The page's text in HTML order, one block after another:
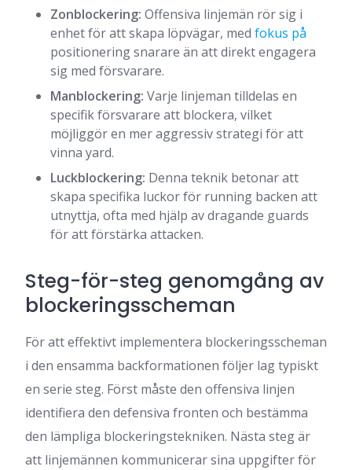
Zonblockering: Offensiva linjemän rör sig i
enhet för att skapa löpvägar, med fokus på
positionering snarare än att direkt engagera
sig med försvarare.
Manblockering: Varje linjeman tilldelas en
specifik försvarare att blockera, vilket
möjliggör en mer aggressiv strategi för att
vinna yard.
Luckblockering: Denna teknik betonar att
skapa specifika luckor för running backen att
utnyttja, ofta med hjälp av dragande guards
för att förstärka attacken.
Steg-för-steg genomgång av
blockeringsscheman
För att effektivt implementera blockeringsscheman
i den ensamma backformationen följer lag typiskt
en serie steg. Först måste den offensiva linjen
identifiera den defensiva fronten och bestämma
den lämpliga blockeringstekniken. Nästa steg är
att linjemännen kommunicerar sina uppgifter för